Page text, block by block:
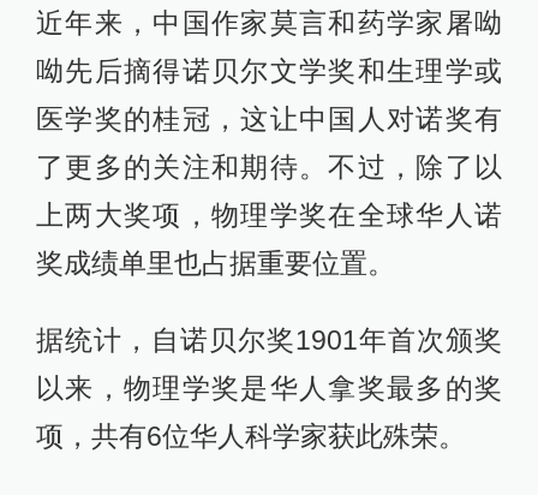
近年来，中国作家莫言和药学家屠呦
呦先后摘得诺贝尔文学奖和生理学或
医学奖的桂冠，这让中国人对诺奖有
了更多的关注和期待。不过，除了以
上两大奖项，物理学奖在全球华人诺
奖成绩单里也占据重要位置。
据统计，自诺贝尔奖1901年首次颁奖
以来，物理学奖是华人拿奖最多的奖
项，共有6位华人科学家获此殊荣。